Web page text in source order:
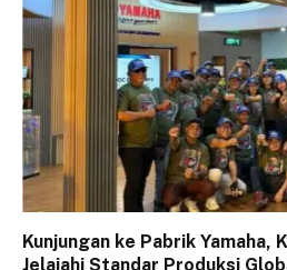
Kunjungan ke Pabrik Yamaha,
Jelajahi Standar Produksi